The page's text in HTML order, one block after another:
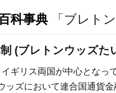
科事典 「ブレト
(ブレトンウッズた
イギリス両国が中心となっ
ッズにおいて連合国通貨